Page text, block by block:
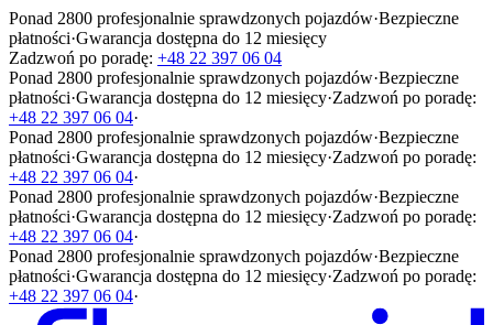
Ponad 2800 profesjonalnie sprawdzonych pojazdów·Bezpieczne
płatności·Gwarancja dostępna do 12 miesięcy
Zadzwoń po poradę: +48 22 397 06 04
Ponad 2800 profesjonalnie sprawdzonych pojazdów·Bezpieczne
płatności·Gwarancja dostępna do 12 miesięcy·Zadzwoń po poradę:
+48 22 397 06 04·
Ponad 2800 profesjonalnie sprawdzonych pojazdów·Bezpieczne
płatności·Gwarancja dostępna do 12 miesięcy·Zadzwoń po poradę:
+48 22 397 06 04·
Ponad 2800 profesjonalnie sprawdzonych pojazdów·Bezpieczne
płatności·Gwarancja dostępna do 12 miesięcy·Zadzwoń po poradę:
+48 22 397 06 04·
Ponad 2800 profesjonalnie sprawdzonych pojazdów·Bezpieczne
płatności·Gwarancja dostępna do 12 miesięcy·Zadzwoń po poradę:
+48 22 397 06 04·